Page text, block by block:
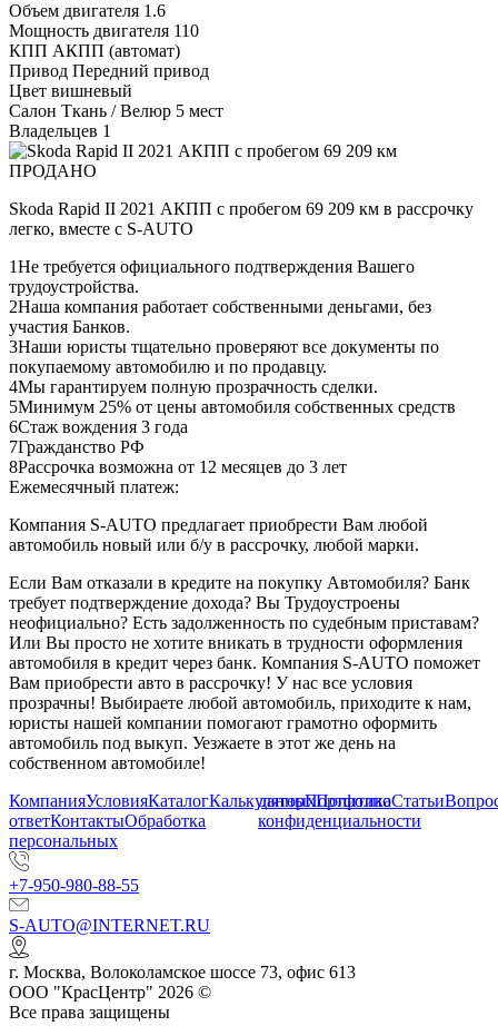
Объем двигателя 1.6
Мощность двигателя 110
КПП АКПП (автомат)
Привод Передний привод
Цвет вишневый
Салон Ткань / Велюр 5 мест
Владельцев 1
ПРОДАНО
Skoda Rapid II 2021 АКПП с пробегом 69 209 км в рассрочку
легко, вместе с S-AUTO
1Не требуется официального подтверждения Вашего
трудоустройства.
2Наша компания работает собственными деньгами, без
участия Банков.
3Наши юристы тщательно проверяют все документы по
покупаемому автомобилю и по продавцу.
4Мы гарантируем полную прозрачность сделки.
5Минимум 25% от цены автомобиля собственных средств
6Стаж вождения 3 года
7Гражданство РФ
8Рассрочка возможна от 12 месяцев до 3 лет
Ежемесячный платеж:
Компания S-AUTO предлагает приобрести Вам любой
автомобиль новый или б/у в рассрочку, любой марки.
Если Вам отказали в кредите на покупку Автомобиля? Банк
требует подтверждение дохода? Вы Трудоустроены
неофициально? Есть задолженность по судебным приставам?
Или Вы просто не хотите вникать в трудности оформления
автомобиля в кредит через банк. Компания S-AUTO поможет
Вам приобрести авто в рассрочку! У нас все условия
прозрачны! Выбираете любой автомобиль, приходите к нам,
юристы нашей компании помогают грамотно оформить
автомобиль под выкуп. Уезжаете в этот же день на
собственном автомобиле!
КомпанияУсловияКаталогКалькуляторПортфолиоСтатьи
ответКонтактыОбработка
персональных
данныхПолитика
конфиденциальности
+7-950-980-88-55
S-AUTO@INTERNET.RU
г. Москва, Волоколамское шоссе 73, офис 613
ООО "КрасЦентр" 2026 ©
Все права защищены